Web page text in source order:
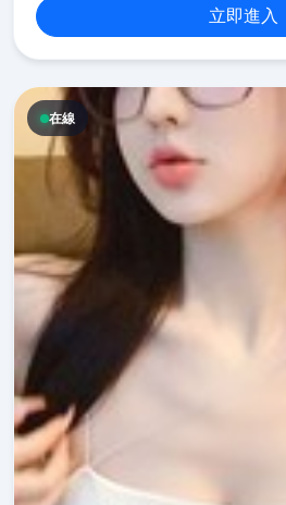
立即進入
在線